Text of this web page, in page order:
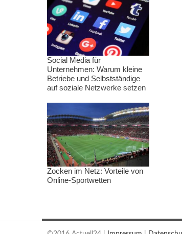
Social Media für
Unternehmen: Warum kleine
Betriebe und Selbstständige
auf soziale Netzwerke setzen
Zocken im Netz: Vorteile von
Online-Sportwetten